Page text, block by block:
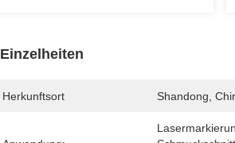
Einzelheiten
Herkunftsort Shandong,